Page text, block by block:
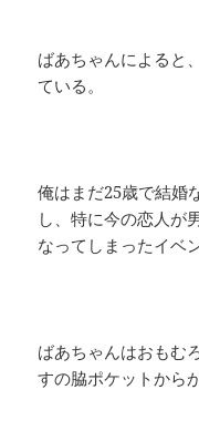
ばあちゃんによると
ている。
俺はまだ25歳で結婚
し、特に今の恋人が
なってしまったイベ
ばあちゃんはおもむ
すの脇ポケットから